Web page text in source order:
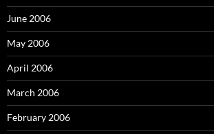
June 2006
May 2006
April 2006
March 2006
February 2006